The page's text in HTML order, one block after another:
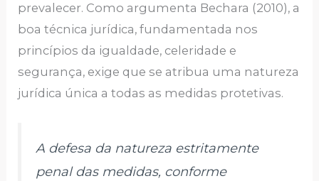
prevalecer. Como argumenta Bechara (2010), a
boa técnica jurídica, fundamentada nos
princípios da igualdade, celeridade e
segurança, exige que se atribua uma natureza
jurídica única a todas as medidas protetivas.
A defesa da natureza estritamente
penal das medidas, conforme